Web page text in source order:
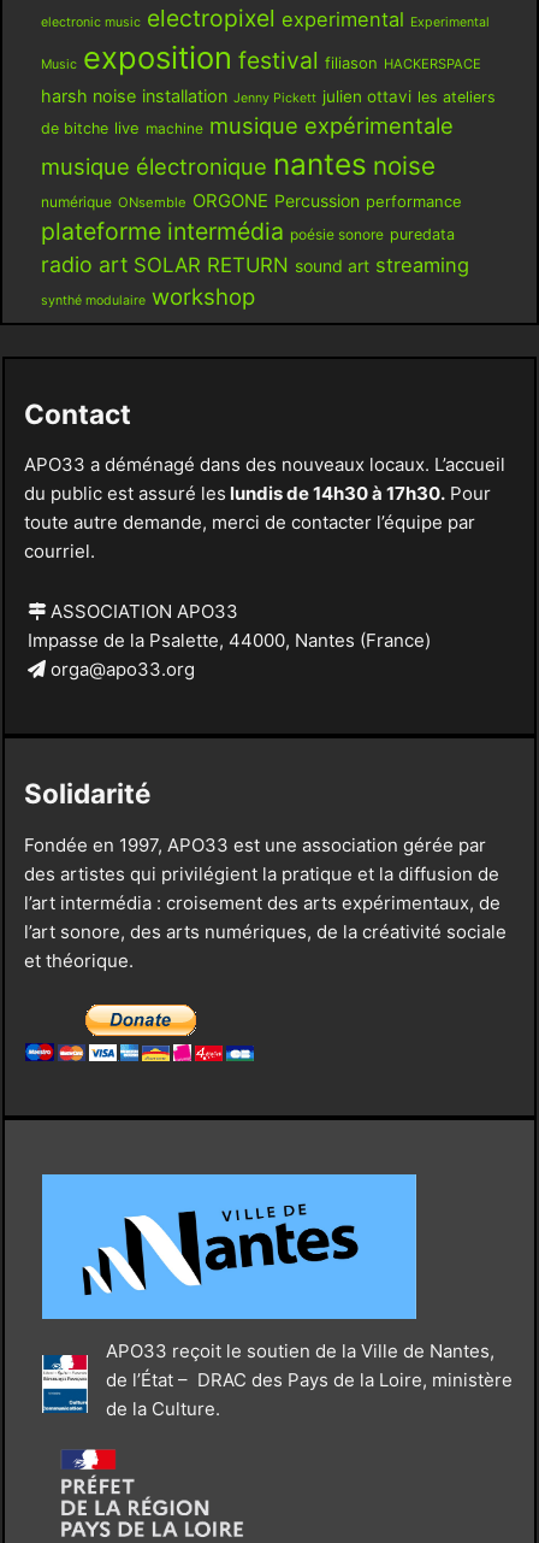
electronic music electropixel experimental Experimental
Music exposition festival filiason HACKERSPACE
harsh noise installation Jenny Pickett julien ottavi les ateliers
de bitche live machine musique expérimentale
musique électronique nantes noise
numérique ONsemble ORGONE Percussion performance
plateforme intermédia poésie sonore puredata
radio art SOLAR RETURN sound art streaming
synthé modulaire workshop
Contact
APO33 a déménagé dans des nouveaux locaux. L’accueil
du public est assuré les lundis de 14h30 à 17h30.Pour
toute autre demande, merci de contacter l’équipe par
courriel.
ASSOCIATION APO33
Impasse de la Psalette, 44000, Nantes (France)
orga@apo33.org
Solidarité
Fondée en 1997, APO33 est une association gérée par
des artistes qui privilégient la pratique et la diffusion de
l’art intermédia : croisement des arts expérimentaux, de
l’art sonore, des arts numériques, de la créativité sociale
et théorique.
APO33 reçoit le soutien de la Ville de Nantes,
de l’État – DRAC des Pays de la Loire, ministère
de la Culture.